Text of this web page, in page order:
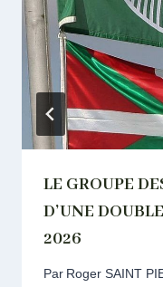
LE GROUPE
D’UNE
2026
Par Roger SAINT